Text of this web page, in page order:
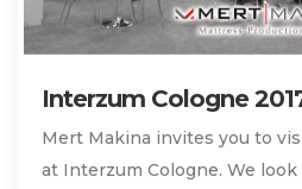
Interzum Cologne
Mert Makina invites you to
at Interzum Cologne. We